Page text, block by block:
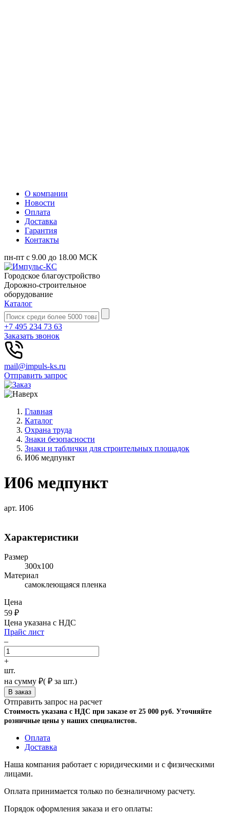
О компании
Новости
Оплата
Доставка
Гарантия
Контакты
пн-пт с 9.00 до 18.00 МСК
Городское благоустройство
Дорожно-строительное
оборудование
Каталог
+7 495 234 73 63
Заказать звонок
mail@impuls-ks.ru
Отправить запрос
Главная
Каталог
Охрана труда
Знаки безопасности
Знаки и таблички для строительных площадок
И06 медпункт
И06 медпункт
арт. И06
Характеристики
Размер
300х100
Материал
самоклеющаяся пленка
Цена
59 ₽
Цена указана с НДС
Прайс лист
–
+
шт.
на сумму ₽( ₽ за шт.)
Отправить запрос на расчет
Стоимость указана с НДС при заказе от 25 000 руб. Уточняйте
розничные цены у наших специалистов.
Оплата
Доставка
Наша компания работает с юридическими и с физическими
лицами.
Оплата принимается только по безналичному расчету.
Порядок оформления заказа и его оплаты: